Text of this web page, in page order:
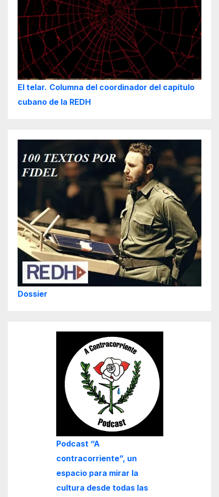
El telar. Columna del coordinador del capítulo
cubano de la REDH
Dossier
Podcast “A
contracorriente”, un
espacio para mirar la
cultura desde todas las